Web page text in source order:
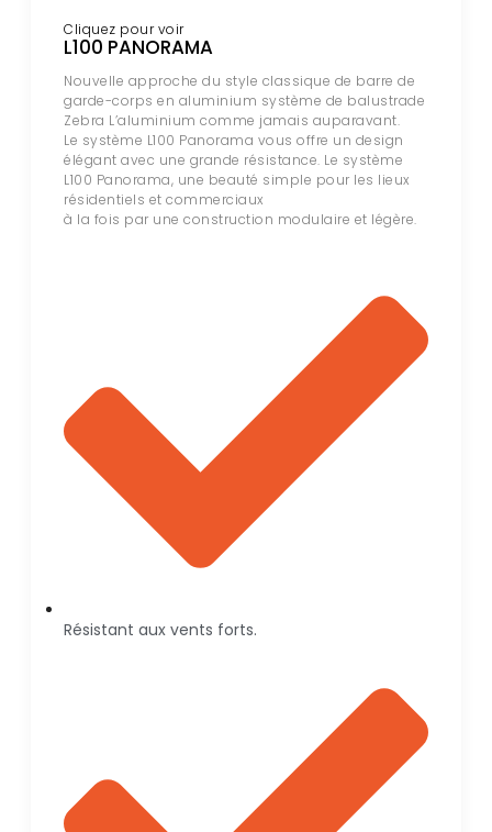
Cliquez pour voir
L100 PANORAMA
Nouvelle approche du style classique de barre de
garde-corps en aluminium système de balustrade
Zebra L’aluminium comme jamais auparavant.
Le système L100 Panorama vous offre un design
élégant avec une grande résistance. Le système
L100 Panorama, une beauté simple pour les lieux
résidentiels et commerciaux
à la fois par une construction modulaire et légère.
Résistant aux vents forts.